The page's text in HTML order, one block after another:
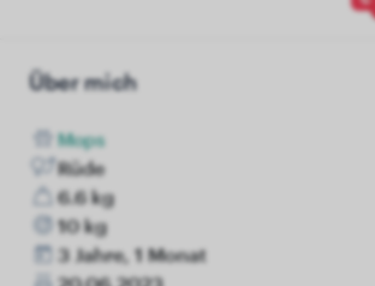
Über mich
Mops
Rüde
6.6 kg
10 kg
3 Jahre, 1 Monat